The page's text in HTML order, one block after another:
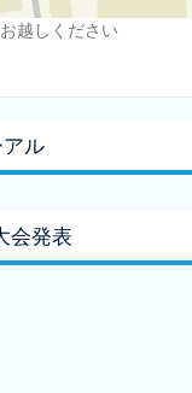
越しください
ル
会発表